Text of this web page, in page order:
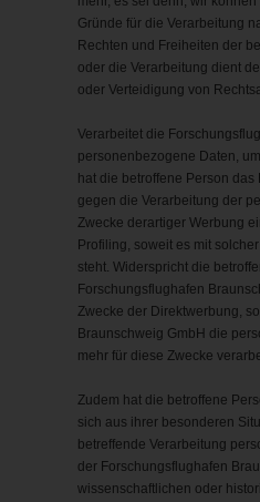
Gründe für die Verarbeitung
Rechten und Freiheiten der
oder die Verarbeitung dient
oder Verteidigung von
Verarbeitet die
personenbezogene Daten,
hat die betroffene Person
gegen die Verarbeitung der
Zwecke derartiger Werbung
Profiling, soweit es mit
steht. Widerspricht die
Forschungsflughafen
Zwecke der Direktwerbung,
Braunschweig GmbH die
mehr für diese Zwecke
Zudem hat die betroffene
sich aus ihrer besonderen
betreffende Verarbeitung
der Forschungsflughafen
wissenschaftlichen oder